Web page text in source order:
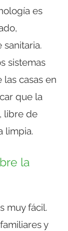
es
sistemas
casas en
que la
libre de
limpia.
la
muy fácil.
y